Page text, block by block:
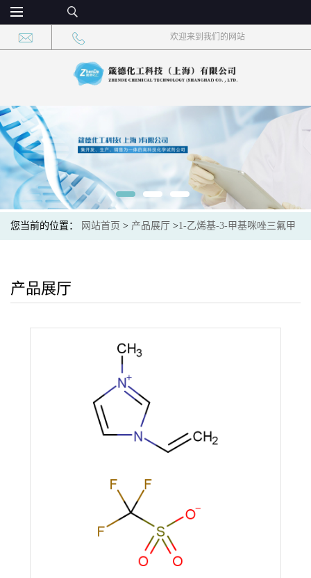
欢迎来到我们的网站
您当前的位置： 网站首页 > 产品展厅 >1-乙烯基-3-甲基咪唑三氟甲
产品展厅